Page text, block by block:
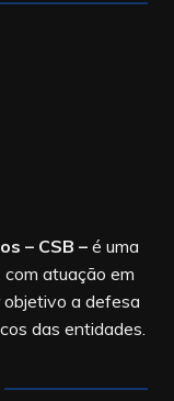
– CSB –é uma
atuação em
a defesa
das entidades.